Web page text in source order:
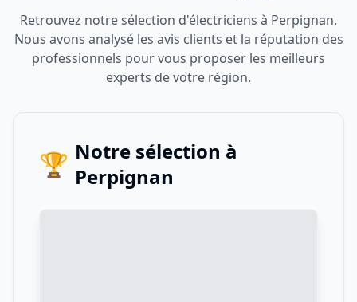
Retrouvez notre sélection d'électriciens à Perpignan.
Nous avons analysé les avis clients et la réputation des
professionnels pour vous proposer les meilleurs
experts de votre région.
🏆 Notre sélection à
Perpignan